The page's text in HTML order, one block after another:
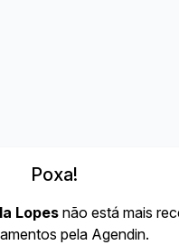
Poxa!
Lopes não está mais
pela Agendin.